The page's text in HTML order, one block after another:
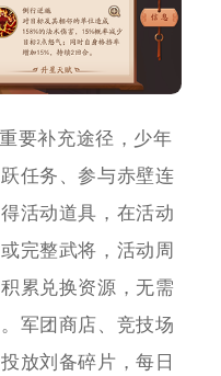
要补充途径，少年
任务、参与赤壁连
活动道具，在活动
完整武将，活动周
累兑换资源，无需
军团商店、竞技场
放刘备碎片，每日